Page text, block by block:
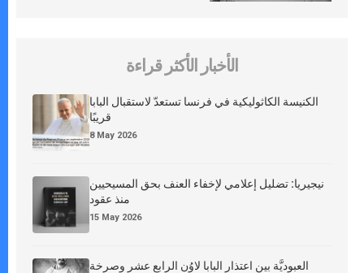
الأخبار الأكثر قراءة
الكنيسة الكاثوليكية في فرنسا تستعدّ لاستقبال البابا
قريبًا
8 May 2026
نيجيريا: تضليل إعلامي لإخفاء العنف بحق المسيحيين
منذ عقود
15 May 2026
العبوديَّة بين اعتذار البابا لاوُن الرابع عشر وصرخة